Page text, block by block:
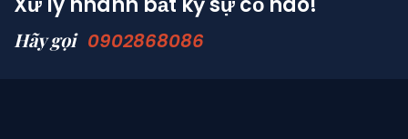
Hãy gọi 0902868086